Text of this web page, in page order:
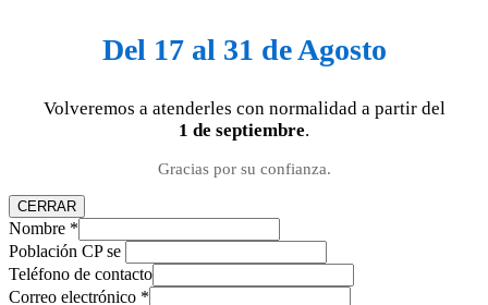
Del 17 al 31 de Agosto
Volveremos a atenderles con normalidad a partir del
1 de septiembre.
Gracias por su confianza.
CERRAR
Nombre *
Población CP se
Teléfono de contacto
Correo electrónico *